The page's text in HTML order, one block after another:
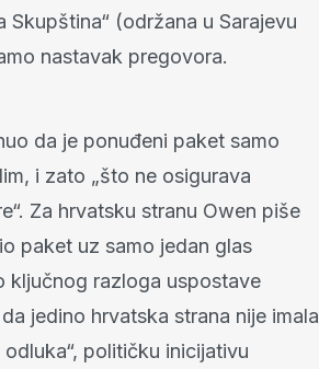
Skupština“ (održana u Sarajevu
nastavak pregovora.
da je ponuđeni paket samo
i zato „što ne osigurava
Za hrvatsku stranu Owen piše
paket uz samo jedan glas
ključnog razloga uspostave
jedino hrvatska strana nije imala
političku inicijativu